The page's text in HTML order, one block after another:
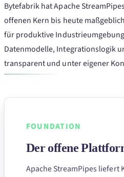
Bytefabrik hat Apache
offenen Kern bis heute
für produktive
Datenmodelle, Integrationslogik
transparent und unter eigener
FOUNDATION
Der offene
Apache StreamPipes liefert